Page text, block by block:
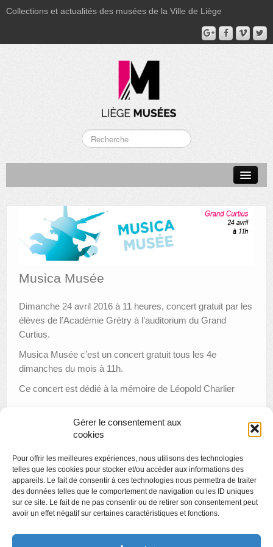
Gérer le consentement aux
cookies
Pour offrir les meilleures expériences, nous utilisons des technologies
telles que les cookies pour stocker et/ou accéder aux informations des
appareils. Le fait de consentir à ces technologies nous permettra de traiter
des données telles que le comportement de navigation ou les ID uniques
sur ce site. Le fait de ne pas consentir ou de retirer son consentement peut
avoir un effet négatif sur certaines caractéristiques et fonctions.
Collections et actualités des musées de la Ville de Liège
MUSÉE GRÉTRY
MUSÉE DU LUMINAIRE
FONDS PATRIMONIAUX
ANIMATIONS DES MUSÉES
LES APPELS À PROJETS
LE PORTAIL DES COLLECTIONS
Musica Musée
Dimanche 24 avril 2016 à 11 heures, concert gratuit par les
élèves de l’Académie Grétry à l’auditorium du Grand
Curtius.
Musica Musée c’est un concert gratuit tous les 4e
dimanches du mois à 11h.
Ce concert est dédié à la mémoire de Léopold Charlier
Visite thématique : Une histoire de l’éclairage
Les étudiants de l’Ulg racontent le Grand Curtius
Copyright
Politique de confidentialité